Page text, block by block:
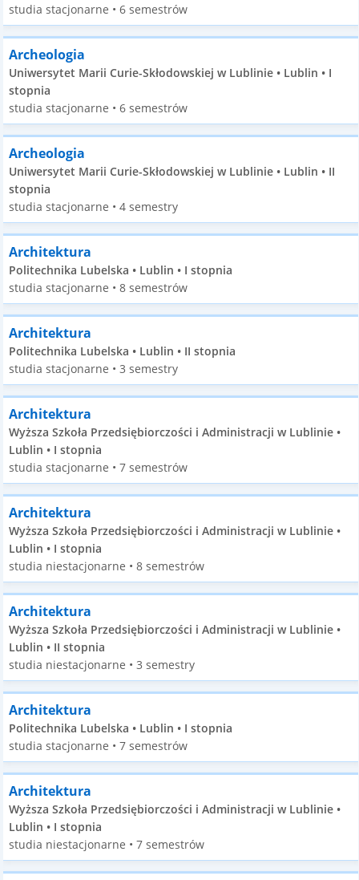
studia stacjonarne • 6 semestrów
Archeologia
Uniwersytet Marii Curie-Skłodowskiej w Lublinie • Lublin • I
stopnia
studia stacjonarne • 6 semestrów
Archeologia
Uniwersytet Marii Curie-Skłodowskiej w Lublinie • Lublin • II
stopnia
studia stacjonarne • 4 semestry
Architektura
Politechnika Lubelska • Lublin • I stopnia
studia stacjonarne • 8 semestrów
Architektura
Politechnika Lubelska • Lublin • II stopnia
studia stacjonarne • 3 semestry
Architektura
Wyższa Szkoła Przedsiębiorczości i Administracji w Lublinie •
Lublin • I stopnia
studia stacjonarne • 7 semestrów
Architektura
Wyższa Szkoła Przedsiębiorczości i Administracji w Lublinie •
Lublin • I stopnia
studia niestacjonarne • 8 semestrów
Architektura
Wyższa Szkoła Przedsiębiorczości i Administracji w Lublinie •
Lublin • II stopnia
studia niestacjonarne • 3 semestry
Architektura
Politechnika Lubelska • Lublin • I stopnia
studia stacjonarne • 7 semestrów
Architektura
Wyższa Szkoła Przedsiębiorczości i Administracji w Lublinie •
Lublin • I stopnia
studia niestacjonarne • 7 semestrów